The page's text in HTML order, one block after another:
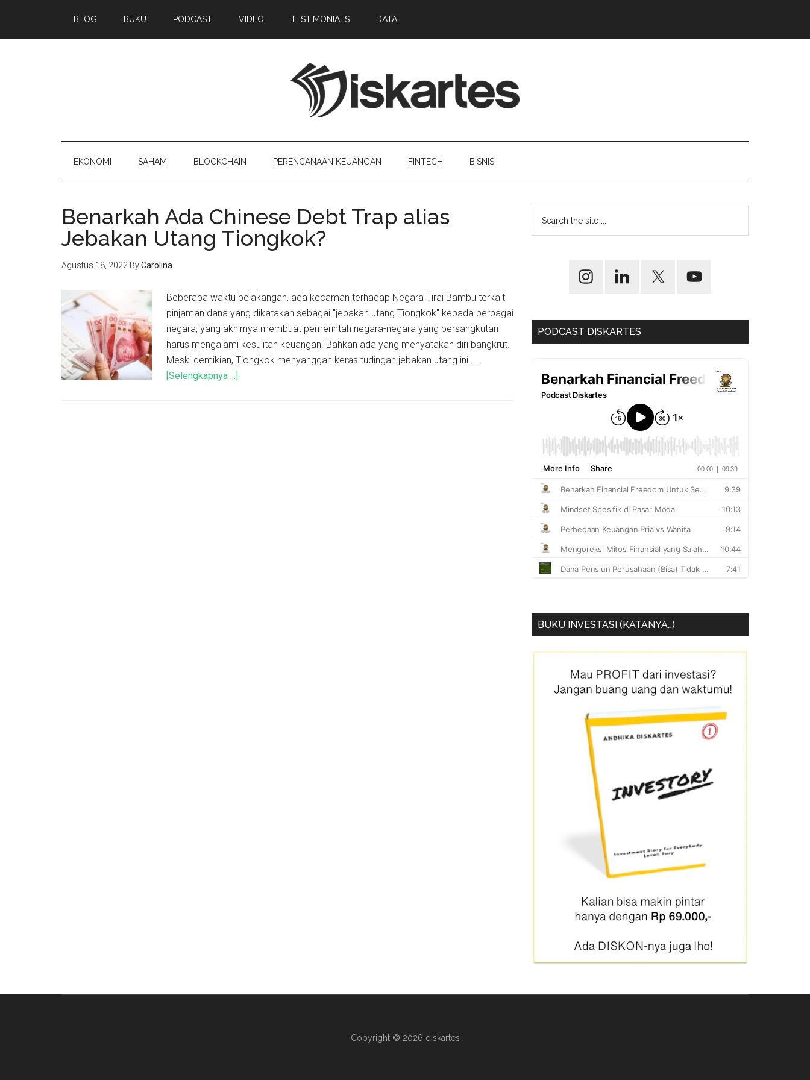
BLOG BUKU PODCAST VIDEO TESTIMONIALS DATA
EKONOMI SAHAM BLOCKCHAIN PERENCANAAN KEUANGAN FINTECH BISNIS
Benarkah Ada Chinese Debt Trap alias
Jebakan Utang Tiongkok?
Agustus 18, 2022 ByCarolina
Beberapa waktu belakangan, ada kecaman terhadap Negara Tirai Bambu terkait
pinjaman dana yang dikatakan sebagai "jebakan utang Tiongkok" kepada berbagai
negara, yang akhirnya membuat pemerintah negara-negara yang bersangkutan
harus mengalami kesulitan keuangan. Bahkan ada yang menyatakan diri bangkrut.
Meski demikian, Tiongkok menyanggah keras tudingan jebakan utang ini. …
[Selengkapnya ...]
PODCAST DISKARTES
BUKU INVESTASI (KATANYA…)
Copyright © 2026 diskartes